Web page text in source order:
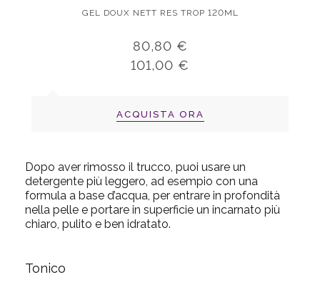
GEL DOUX NETT RES TROP 120ML
80,80 €
101,00 €
ACQUISTA ORA
Dopo aver rimosso il trucco, puoi usare un
detergente più leggero, ad esempio con una
formula a base d’acqua, per entrare in profondità
nella pelle e portare in superficie un incarnato più
chiaro, pulito e ben idratato.
Tonico